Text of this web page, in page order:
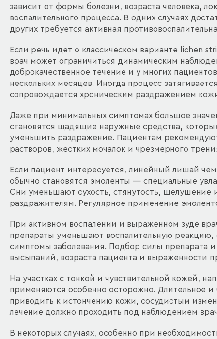
зависит от формы болезни, возраста человека,
воспалительного процесса. В одних случаях
других требуется активная
Если речь идет о классическом варианте lichen
врач может ограничиться динамическим
доброкачественное течение и у многих
нескольких месяцев. Иногда процесс
сопровождается хроническим раздражением
Даже при минимальных симптомах большое
становятся щадящие наружные средства,
уменьшить раздражение. Пациентам
растворов, жестких мочалок и чрезмерного
Если пациент интересуется, линейный лишай
обычно становятся эмоленты — специальные
Они уменьшают сухость, стянутость, шелушение
раздражителям. Регулярное применение
При активном воспалении и выраженном зуде
препараты уменьшают воспалительную
симптомы заболевания. Подбор силы препарата и
высыпаний, возраста пациента и выраженности
На участках с тонкой и чувствительной кожей,
применяются особенно осторожно. Длительное
приводить к истончению кожи, сосудистым
лечение должно проходить под наблюдением
В некоторых случаях, особенно при